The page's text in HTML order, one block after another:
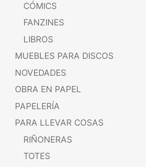
CÓMICS
FANZINES
LIBROS
MUEBLES PARA DISCOS
NOVEDADES
OBRA EN PAPEL
PAPELERÍA
PARA LLEVAR COSAS
RIÑONERAS
TOTES